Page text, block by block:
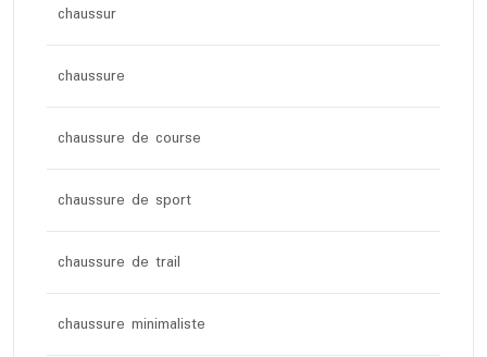
chaussur
chaussure
chaussure de course
chaussure de sport
chaussure de trail
chaussure minimaliste